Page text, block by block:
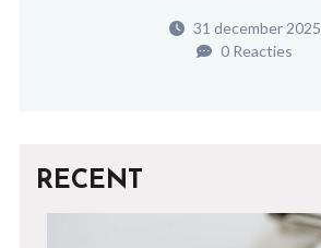
31 december 2025
0 Reacties
RECENT